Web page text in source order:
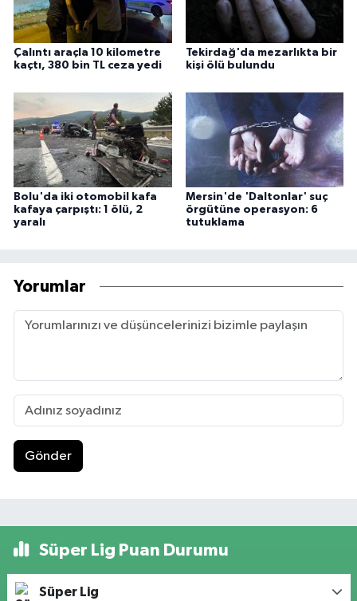
Çalıntı araçla 10 kilometre
kaçtı, 380 bin TL ceza yedi
Tekirdağ'da mezarlıkta bir
kişi ölü bulundu
Bolu'da iki otomobil kafa
kafaya çarpıştı: 1 ölü, 2
yaralı
Mersin'de 'Daltonlar' suç
örgütüne operasyon: 6
tutuklama
Yorumlar
Gönder
Süper Lig Puan Durumu
Süper Lig